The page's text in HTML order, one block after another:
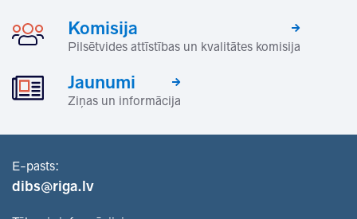
Komisija
Pilsētvides attīstības un kvalitātes komisija
Jaunumi
Ziņas un informācija
E-pasts:
dibs@riga.lv